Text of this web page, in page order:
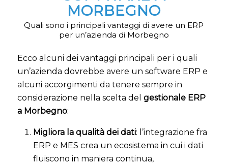
MORBEGNO
Quali sono i principali vantaggi di avere un ERP
per un’azienda di Morbegno
Ecco alcuni dei vantaggi principali per i quali
un’azienda dovrebbe avere un software ERP e
alcuni accorgimenti da tenere sempre in
considerazione nella scelta del gestionale ERP
a Morbegno:
Migliora la qualità dei dati: l’integrazione fra
ERP e MES crea un ecosistema in cui i dati
fluiscono in maniera continua,